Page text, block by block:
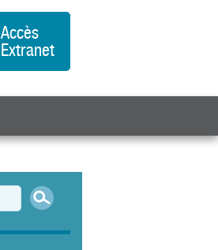
Accès
Extranet
Rechercher